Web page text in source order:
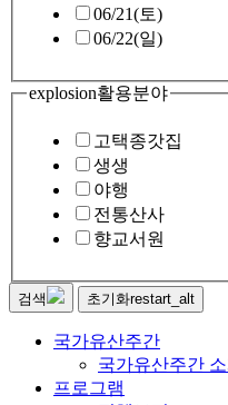
06/21(토)
06/22(일)
explosion활용분야
고택종갓집
생생
야행
전통산사
향교서원
검색 초기화restart_alt
국가유산주간
국가유산주간 소
프로그램